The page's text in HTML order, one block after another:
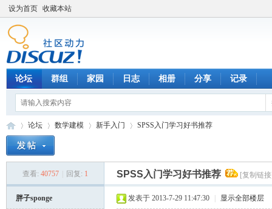
设为首页 收藏本站
论坛 群组 家园 日志 相册 分享 记录
论坛
›
数学建模
›
新手入门
›
SPSS入门学习好书推荐
查看: 40757 回复: 1 SPSS入门学习好书推荐 [复制链
胖子sponge 发表于 2013-7-29 11:47:30 显示全部楼层